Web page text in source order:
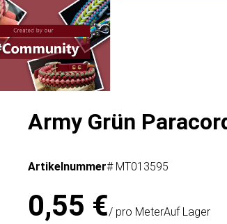
Army Grün
Artikelnummer# MT013595
0,55 €/ pro MeterAuf Lager